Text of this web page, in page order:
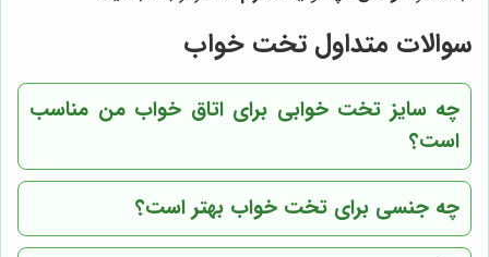
سوالات متداول تخت خواب
چه سایز تخت خوابی برای اتاق خواب من مناسب
است؟
چه جنسی برای تخت خواب بهتر است؟